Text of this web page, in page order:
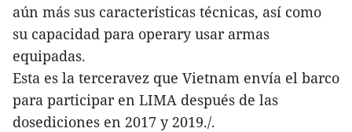
aún más sus características técnicas, así como
su capacidad para operary usar armas
equipadas.
Esta es la terceravez que Vietnam envía el barco
para participar en LIMA después de las
dosediciones en 2017 y 2019./.